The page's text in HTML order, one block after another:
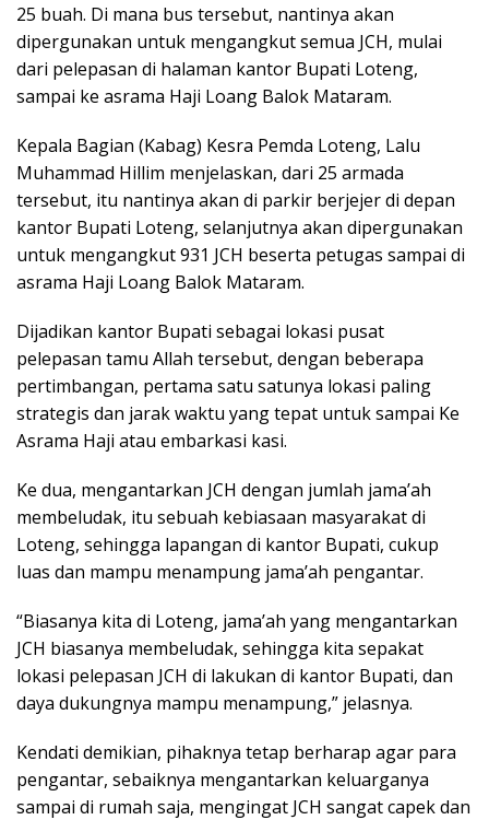
25 buah. Di mana bus tersebut, nantinya akan
dipergunakan untuk mengangkut semua JCH, mulai
dari pelepasan di halaman kantor Bupati Loteng,
sampai ke asrama Haji Loang Balok Mataram.
Kepala Bagian (Kabag) Kesra Pemda Loteng, Lalu
Muhammad Hillim menjelaskan, dari 25 armada
tersebut, itu nantinya akan di parkir berjejer di depan
kantor Bupati Loteng, selanjutnya akan dipergunakan
untuk mengangkut 931 JCH beserta petugas sampai di
asrama Haji Loang Balok Mataram.
Dijadikan kantor Bupati sebagai lokasi pusat
pelepasan tamu Allah tersebut, dengan beberapa
pertimbangan, pertama satu satunya lokasi paling
strategis dan jarak waktu yang tepat untuk sampai Ke
Asrama Haji atau embarkasi kasi.
Ke dua, mengantarkan JCH dengan jumlah jama’ah
membeludak, itu sebuah kebiasaan masyarakat di
Loteng, sehingga lapangan di kantor Bupati, cukup
luas dan mampu menampung jama’ah pengantar.
“Biasanya kita di Loteng, jama’ah yang mengantarkan
JCH biasanya membeludak, sehingga kita sepakat
lokasi pelepasan JCH di lakukan di kantor Bupati, dan
daya dukungnya mampu menampung,” jelasnya.
Kendati demikian, pihaknya tetap berharap agar para
pengantar, sebaiknya mengantarkan keluarganya
sampai di rumah saja, mengingat JCH sangat capek dan